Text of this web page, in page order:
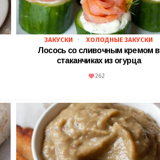
ЗАКУСКИ ХОЛОДНЫЕ ЗАКУСКИ
Лосось со сливочным кремом в
стаканчиках из огурца
262